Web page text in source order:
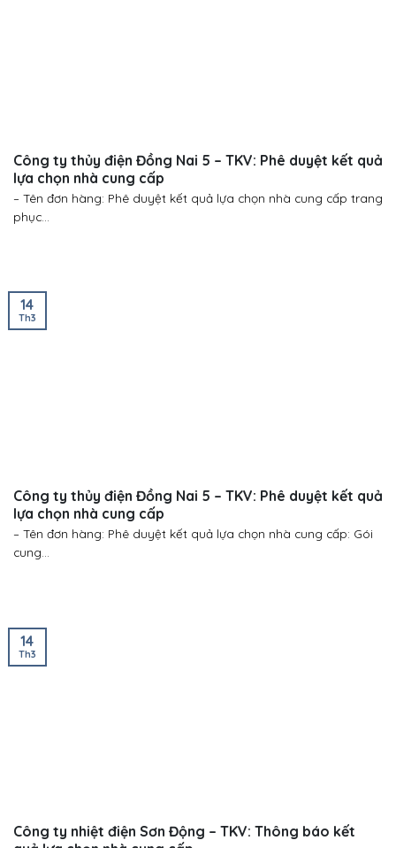
Công ty thủy điện Đồng Nai 5 – TKV: Phê duyệt kết quả
lựa chọn nhà cung cấp
– Tên đơn hàng: Phê duyệt kết quả lựa chọn nhà cung cấp trang
phục...
Công ty thủy điện Đồng Nai 5 – TKV: Phê duyệt kết quả
lựa chọn nhà cung cấp
– Tên đơn hàng: Phê duyệt kết quả lựa chọn nhà cung cấp: Gói
cung...
14
Th3
Công ty nhiệt điện Sơn Động – TKV: Thông báo kết
14
Th3